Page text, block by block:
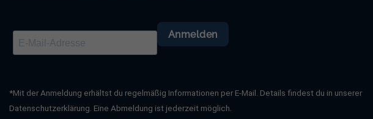
Anmelden
*Mit der Anmeldung erhältst du regelmäßig Informationen per E-Mail. Details findest du in unserer
Datenschutzerklärung. Eine Abmeldung ist jederzeit möglich.